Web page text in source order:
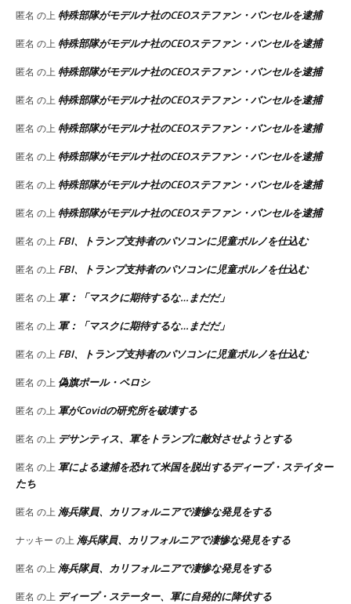
匿名 の上 特殊部隊がモデルナ社のCEOステファン・バンセルを逮捕
匿名 の上 特殊部隊がモデルナ社のCEOステファン・バンセルを逮捕
匿名 の上 特殊部隊がモデルナ社のCEOステファン・バンセルを逮捕
匿名 の上 特殊部隊がモデルナ社のCEOステファン・バンセルを逮捕
匿名 の上 特殊部隊がモデルナ社のCEOステファン・バンセルを逮捕
匿名 の上 特殊部隊がモデルナ社のCEOステファン・バンセルを逮捕
匿名 の上 特殊部隊がモデルナ社のCEOステファン・バンセルを逮捕
匿名 の上 特殊部隊がモデルナ社のCEOステファン・バンセルを逮捕
匿名 の上 FBI、トランプ支持者のパソコンに児童ポルノを仕込む
匿名 の上 FBI、トランプ支持者のパソコンに児童ポルノを仕込む
匿名 の上 軍：「マスクに期待するな…まだだ」
匿名 の上 軍：「マスクに期待するな…まだだ」
匿名 の上 FBI、トランプ支持者のパソコンに児童ポルノを仕込む
匿名 の上 偽旗ポール・ペロシ
匿名 の上 軍がCovidの研究所を破壊する
匿名 の上 デサンティス、軍をトランプに敵対させようとする
匿名 の上 軍による逮捕を恐れて米国を脱出するディープ・ステイター
たち
匿名 の上 海兵隊員、カリフォルニアで凄惨な発見をする
ナッキー の上 海兵隊員、カリフォルニアで凄惨な発見をする
匿名 の上 海兵隊員、カリフォルニアで凄惨な発見をする
匿名 の上 ディープ・ステーター、軍に自発的に降伏する